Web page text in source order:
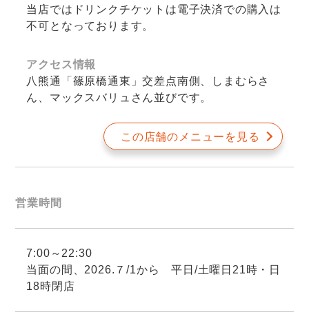
当店ではドリンクチケットは電子決済での購入は
不可となっております。
アクセス情報
八熊通「篠原橋通東」交差点南側、しまむらさ
ん、マックスバリュさん並びです。
この店舗のメニューを見る
営業時間
7:00～22:30
当面の間、2026.７/1から 平日/土曜日21時・日
18時閉店